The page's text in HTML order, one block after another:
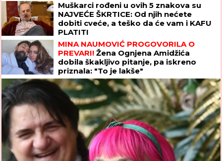
Muškarci rođeni u ovih 5 znakova su
NAJVEĆE ŠKRTICE: Od njih nećete
dobiti cveće, a teško da će vam i KAFU
PLATITI
MINA NAUMOVIĆ PROGOVORILA O
PREVARI! Žena Ognjena Amidžića
dobila škakljivo pitanje, pa iskreno
priznala: "To je lakše"